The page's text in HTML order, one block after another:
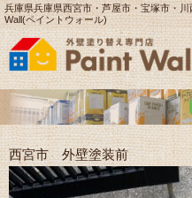
兵庫県兵庫県西宮市・芦屋市・宝塚市・
Wall(ペイントウォール)
西宮市 外壁塗装前